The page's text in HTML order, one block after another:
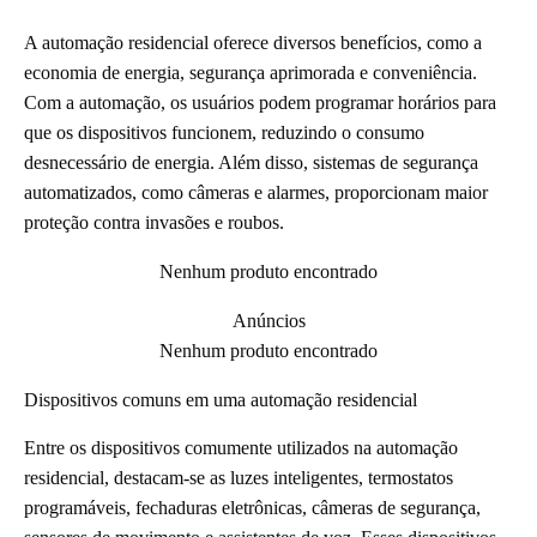
A automação residencial oferece diversos benefícios, como a
economia de energia, segurança aprimorada e conveniência.
Com a automação, os usuários podem programar horários para
que os dispositivos funcionem, reduzindo o consumo
desnecessário de energia. Além disso, sistemas de segurança
automatizados, como câmeras e alarmes, proporcionam maior
proteção contra invasões e roubos.
Nenhum produto encontrado
Anúncios
Nenhum produto encontrado
Dispositivos comuns em uma automação residencial
Entre os dispositivos comumente utilizados na automação
residencial, destacam-se as luzes inteligentes, termostatos
programáveis, fechaduras eletrônicas, câmeras de segurança,